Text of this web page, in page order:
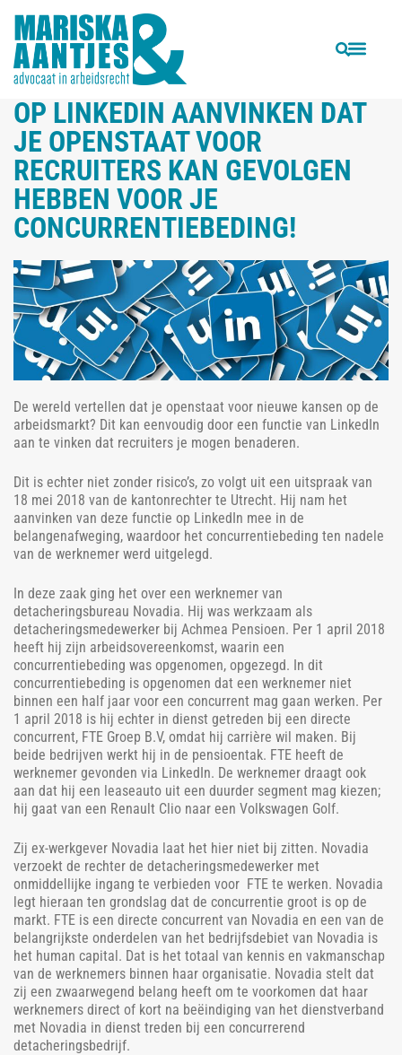
VORIGE VOLGENDE
OP LINKEDIN AANVINKEN DAT
JE OPENSTAAT VOOR
RECRUITERS KAN GEVOLGEN
HEBBEN VOOR JE
CONCURRENTIEBEDING!
De wereld vertellen dat je openstaat voor nieuwe kansen op de
arbeidsmarkt? Dit kan eenvoudig door een functie van LinkedIn
aan te vinken dat recruiters je mogen benaderen.
Dit is echter niet zonder risico’s, zo volgt uit een uitspraak van
18 mei 2018 van de kantonrechter te Utrecht. Hij nam het
aanvinken van deze functie op LinkedIn mee in de
belangenafweging, waardoor het concurrentiebeding ten nadele
van de werknemer werd uitgelegd.
In deze zaak ging het over een werknemer van
detacheringsbureau Novadia. Hij was werkzaam als
detacheringsmedewerker bij Achmea Pensioen. Per 1 april 2018
heeft hij zijn arbeidsovereenkomst, waarin een
concurrentiebeding was opgenomen, opgezegd. In dit
concurrentiebeding is opgenomen dat een werknemer niet
binnen een half jaar voor een concurrent mag gaan werken. Per
1 april 2018 is hij echter in dienst getreden bij een directe
concurrent, FTE Groep B.V, omdat hij carrière wil maken. Bij
beide bedrijven werkt hij in de pensioentak. FTE heeft de
werknemer gevonden via LinkedIn. De werknemer draagt ook
aan dat hij een leaseauto uit een duurder segment mag kiezen;
hij gaat van een Renault Clio naar een Volkswagen Golf.
Zij ex-werkgever Novadia laat het hier niet bij zitten. Novadia
verzoekt de rechter de detacheringsmedewerker met
onmiddellijke ingang te verbieden voor FTE te werken. Novadia
legt hieraan ten grondslag dat de concurrentie groot is op de
markt. FTE is een directe concurrent van Novadia en een van de
belangrijkste onderdelen van het bedrijfsdebiet van Novadia is
het human capital. Dat is het totaal van kennis en vakmanschap
van de werknemers binnen haar organisatie. Novadia stelt dat
zij een zwaarwegend belang heeft om te voorkomen dat haar
werknemers direct of kort na beëindiging van het dienstverband
met Novadia in dienst treden bij een concurrerend
detacheringsbedrijf.